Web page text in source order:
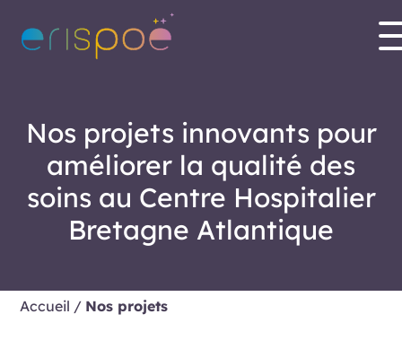
Nos projets innovants pour
améliorer la qualité des
soins au Centre Hospitalier
Bretagne Atlantique
Accueil / Nos projets